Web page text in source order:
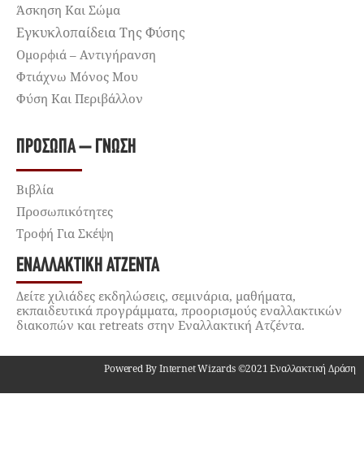
Άσκηση Και Σώμα
Εγκυκλοπαίδεια Της Φύσης
Ομορφιά – Αντιγήρανση
Φτιάχνω Μόνος Μου
Φύση Και Περιβάλλον
ΠΡΌΣΩΠΑ – ΓΝΏΣΗ
Βιβλία
Προσωπικότητες
Τροφή Για Σκέψη
ΕΝΑΛΛΑΚΤΙΚΉ ΑΤΖΈΝΤΑ
Δείτε χιλιάδες εκδηλώσεις, σεμινάρια, μαθήματα,
εκπαιδευτικά προγράμματα, προορισμούς εναλλακτικών
διακοπών και retreats στην Εναλλακτική Ατζέντα.
Powered By Internet Wizards ©2021 Εναλλακτική Δράση